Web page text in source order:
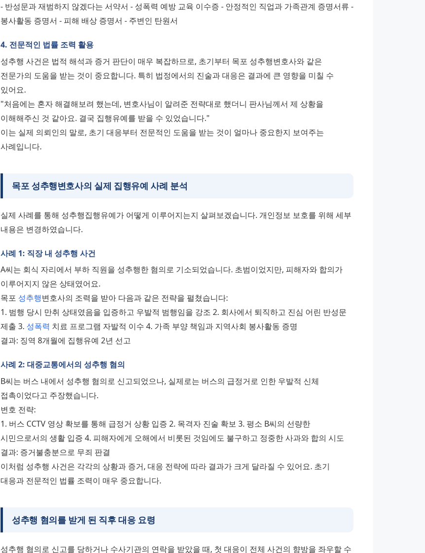
- 반성문과 재범하지 않겠다는 서약서 - 성폭력 예방 교육 이수증 - 안정적인 직업과 가족관계 증명서류 -
봉사활동 증명서 - 피해 배상 증명서 - 주변인 탄원서
4. 전문적인 법률 조력 활용
성추행 사건은 법적 해석과 증거 판단이 매우 복잡하므로, 초기부터 목포 성추행변호사와 같은
전문가의 도움을 받는 것이 중요합니다. 특히 법정에서의 진술과 대응은 결과에 큰 영향을 미칠 수
있어요.
"처음에는 혼자 해결해보려 했는데, 변호사님이 알려준 전략대로 했더니 판사님께서 제 상황을
이해해주신 것 같아요. 결국 집행유예를 받을 수 있었습니다."
이는 실제 의뢰인의 말로, 초기 대응부터 전문적인 도움을 받는 것이 얼마나 중요한지 보여주는
사례입니다.
목포 성추행변호사의 실제 집행유예 사례 분석
실제 사례를 통해 성추행집행유예가 어떻게 이루어지는지 살펴보겠습니다. 개인정보 보호를 위해 세부
내용은 변경하였습니다.
사례 1: 직장 내 성추행 사건
A씨는 회식 자리에서 부하 직원을 성추행한 혐의로 기소되었습니다. 초범이었지만, 피해자와 합의가
이루어지지 않은 상태였어요.
목포 성추행변호사의 조력을 받아 다음과 같은 전략을 펼쳤습니다:
1. 범행 당시 만취 상태였음을 입증하고 우발적 범행임을 강조 2. 회사에서 퇴직하고 진심 어린 반성문
제출 3. 성폭력 치료 프로그램 자발적 이수 4. 가족 부양 책임과 지역사회 봉사활동 증명
결과: 징역 8개월에 집행유예 2년 선고
사례 2: 대중교통에서의 성추행 혐의
B씨는 버스 내에서 성추행 혐의로 신고되었으나, 실제로는 버스의 급정거로 인한 우발적 신체
접촉이었다고 주장했습니다.
변호 전략:
1. 버스 CCTV 영상 확보를 통해 급정거 상황 입증 2. 목격자 진술 확보 3. 평소 B씨의 선량한
시민으로서의 생활 입증 4. 피해자에게 오해에서 비롯된 것임에도 불구하고 정중한 사과와 합의 시도
결과: 증거불충분으로 무죄 판결
이처럼 성추행 사건은 각각의 상황과 증거, 대응 전략에 따라 결과가 크게 달라질 수 있어요. 초기
대응과 전문적인 법률 조력이 매우 중요합니다.
성추행 혐의를 받게 된 직후 대응 요령
성추행 혐의로 신고를 당하거나 수사기관의 연락을 받았을 때, 첫 대응이 전체 사건의 향방을 좌우할 수